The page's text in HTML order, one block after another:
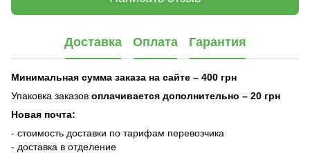
Доставка Оплата Гарантия
Минимальная сумма заказа на сайте – 400 грн
Упаковка заказов оплачивается дополнительно – 20 грн
Новая почта:
- стоимость доставки по тарифам перевозчика
- доставка в отделение